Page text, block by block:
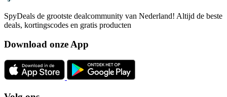
SpyDeals de grootste dealcommunity van Nederland! Altijd de beste
deals, kortingscodes en gratis producten
Download onze App